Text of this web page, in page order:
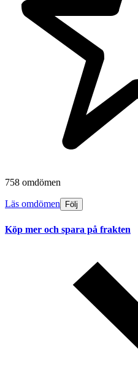
758 omdömen
Läs omdömen Följ
Köp mer och spara på frakten